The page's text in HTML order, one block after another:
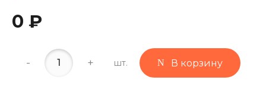
0 ₽
- + шт. В корзину